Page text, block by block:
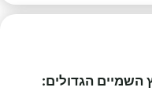
השמיים הגדולים: